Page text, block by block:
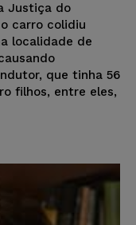
Justiça do
carro colidiu
localidade de
que tinha 56
filhos, entre eles,